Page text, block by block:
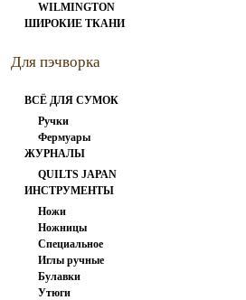
WILMINGTON
ШИРОКИЕ ТКАНИ
Для пэчворка
ВСЁ ДЛЯ СУМОК
Ручки
Фермуары
ЖУРНАЛЫ
QUILTS JAPAN
ИНСТРУМЕНТЫ
Ножи
Ножницы
Специальное
Иглы ручные
Булавки
Утюги